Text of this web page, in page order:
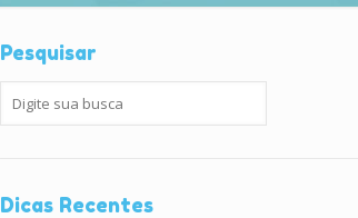
Pesquisar
Dicas Recentes